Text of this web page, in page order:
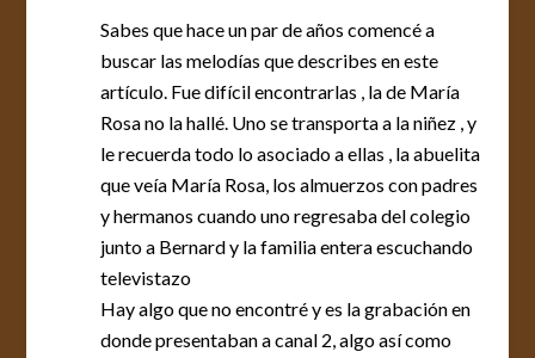
Sabes que hace un par de años comencé a
buscar las melodías que describes en este
artículo. Fue difícil encontrarlas , la de María
Rosa no la hallé. Uno se transporta a la niñez , y
le recuerda todo lo asociado a ellas , la abuelita
que veía María Rosa, los almuerzos con padres
y hermanos cuando uno regresaba del colegio
junto a Bernard y la familia entera escuchando
televistazo
Hay algo que no encontré y es la grabación en
donde presentaban a canal 2, algo así como